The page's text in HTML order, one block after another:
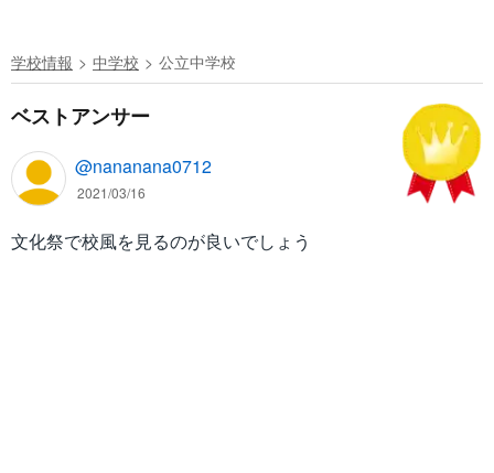
学校情報 中学校 公立中学校
ベストアンサー
@nananana0712
2021/03/16
文化祭で校風を見るのが良いでしょう